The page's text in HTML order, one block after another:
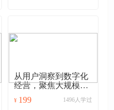
从用户洞察到数字化
经营，聚焦大规模产
品运营
¥ 199 1496人学过